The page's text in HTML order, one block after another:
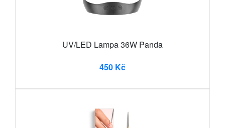
UV/LED Lampa 36W Panda
450 Kč